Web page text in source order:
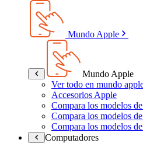
Mundo Apple
Mundo Apple
Ver todo en mundo
Accesorios Apple
Compara los modelos
Compara los modelos
Compara los modelos
Computadores